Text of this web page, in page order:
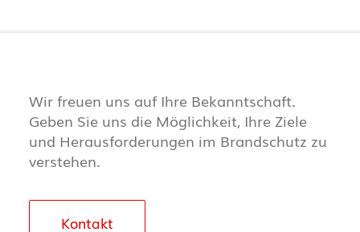
Wir freuen uns auf Ihre Bekanntschaft.
Geben Sie uns die Möglichkeit, Ihre Ziele
und Herausforderungen im Brandschutz zu
verstehen.
Kontakt